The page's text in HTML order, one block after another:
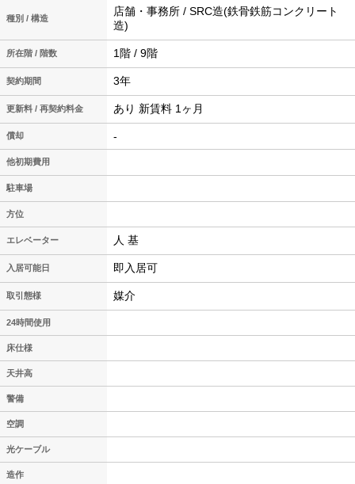
種別 / 構造
店舗・事務所 / SRC造(鉄骨鉄筋コンクリート
造)
所在階 / 階数 1階 / 9階
契約期間 3年
更新料 / 再契約料金 あり 新賃料 1ヶ月
償却 -
他初期費用
駐車場
方位
エレベーター 人 基
入居可能日 即入居可
取引態様 媒介
24時間使用
床仕様
天井高
警備
空調
光ケーブル
造作